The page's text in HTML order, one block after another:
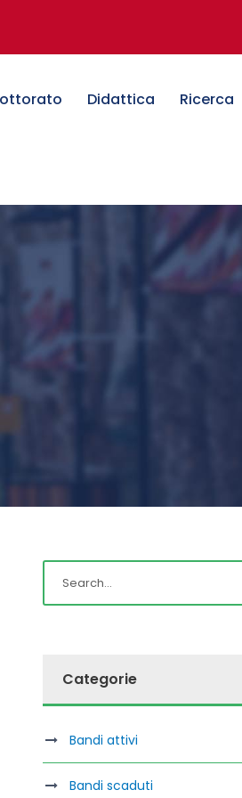
Didattica Ricerca
Categorie
Bandi attivi
Bandi scaduti